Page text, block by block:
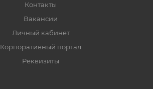
Контакты
Вакансии
Личный кабинет
Корпоративный портал
Реквизиты